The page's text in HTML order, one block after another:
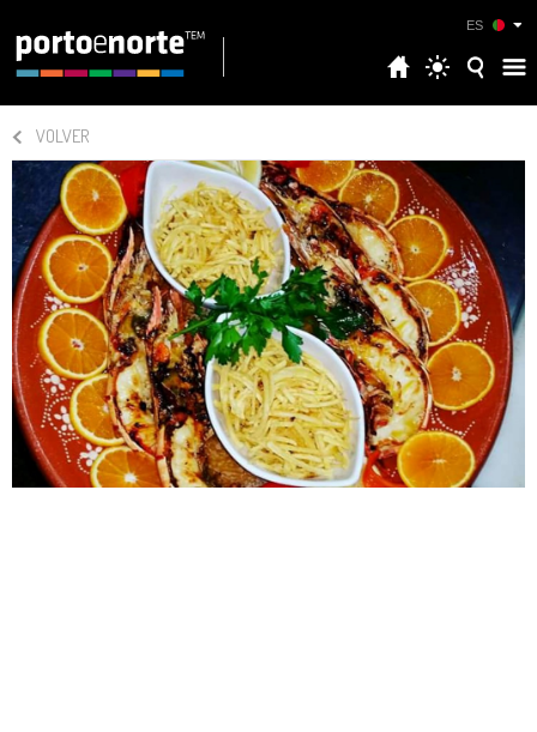
ES
VOLVER